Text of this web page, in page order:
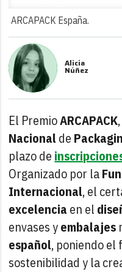
ARCAPACK España.
Alicia
Núñez
El PremioARCAPACK
Nacionalde
plazo de
Organizado por la
Internacional, el
excelencia en el
envases yembalajes
español, poniendo el
sostenibilidad y la